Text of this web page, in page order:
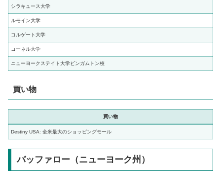
シラキュース大学
ルモイン大学
コルゲート大学
コーネル大学
ニューヨークステイト大学ビンガムトン校
買い物
買い物
Destiny USA: 全米最大のショッピングモール
バッファロー（ニューヨーク州）